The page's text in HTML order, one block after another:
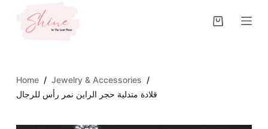
o
Home / Jewelry & Accessories /
قلادة متدلية حجر الراين نمر رأس للرجال